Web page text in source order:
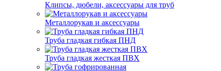
Клипсы, дюбели, аксессуары для труб
Металлорукав и аксессуары
Труба гладкая гибкая ПНД
Труба гладкая жесткая ПВХ